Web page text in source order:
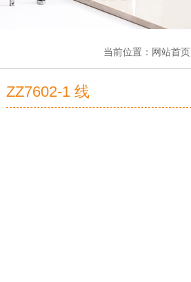
当前位置： 网站首页
ZZ7602-1 线